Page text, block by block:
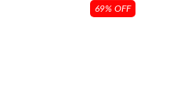
69% OFF